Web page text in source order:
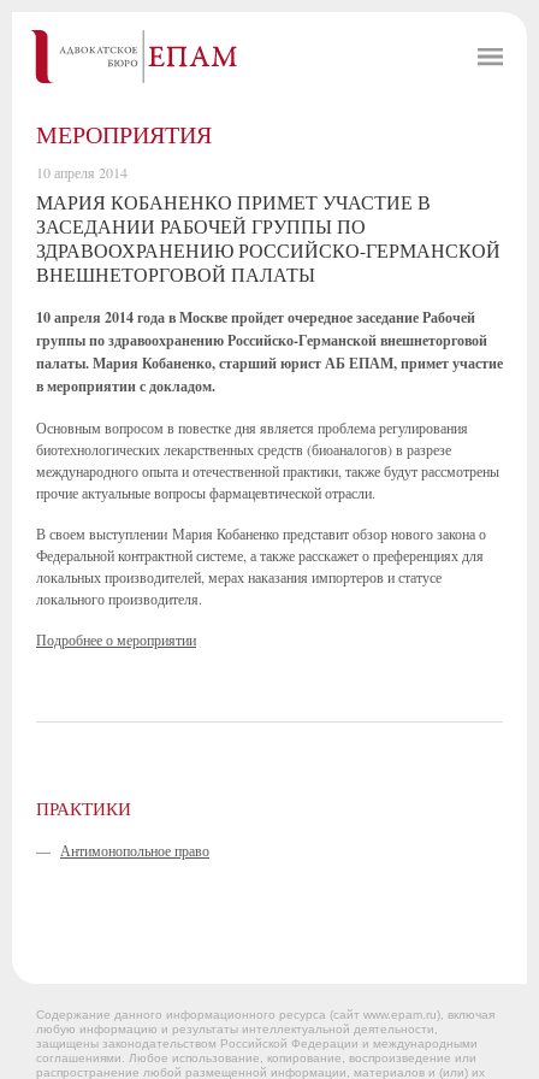
МЕРОПРИЯТИЯ
10 апреля 2014
МАРИЯ КОБАНЕНКО ПРИМЕТ УЧАСТИЕ В
ЗАСЕДАНИИ РАБОЧЕЙ ГРУППЫ ПО
ЗДРАВООХРАНЕНИЮ РОССИЙСКО-ГЕРМАНСКОЙ
ВНЕШНЕТОРГОВОЙ ПАЛАТЫ
10 апреля 2014 года в Москве пройдет очередное заседание Рабочей
группы по здравоохранению Российско-Германской внешнеторговой
палаты. Мария Кобаненко, старший юрист АБ ЕПАМ, примет участие
в мероприятии с докладом.
Основным вопросом в повестке дня является проблема регулирования
биотехнологических лекарственных средств (биоаналогов) в разрезе
международного опыта и отечественной практики, также будут рассмотрены
прочие актуальные вопросы фармацевтической отрасли.
В своем выступлении Мария Кобаненко представит обзор нового закона о
Федеральной контрактной системе, а также расскажет о преференциях для
локальных производителей, мерах наказания импортеров и статусе
локального производителя.
Подробнее о мероприятии
ПРАКТИКИ
— Антимонопольное право
Содержание данного информационного ресурса (сайт www.epam.ru), включая
любую информацию и результаты интеллектуальной деятельности,
защищены законодательством Российской Федерации и международными
соглашениями. Любое использование, копирование, воспроизведение или
распространение любой размещенной информации, материалов и (или) их